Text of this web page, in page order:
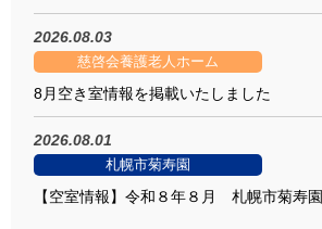
2026.08.03
慈啓会養護老人ホーム
8月空き室情報を掲載いたしました
2026.08.01
札幌市菊寿園
【空室情報】令和８年８月 札幌市菊寿園